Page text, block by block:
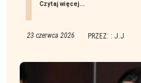
Czytaj więcej...
23 czerwca 2026 PRZEZ: : J.J